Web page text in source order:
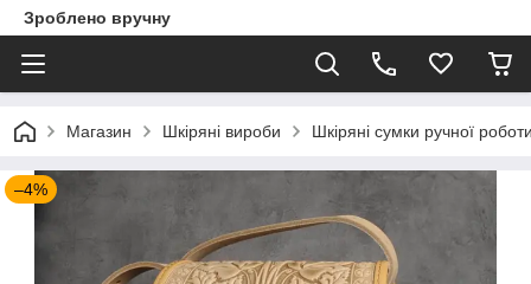
Зроблено вручну
Магазин Шкіряні вироби Шкіряні сумки ручної
–4%